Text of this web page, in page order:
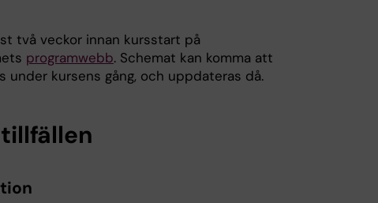
två veckor innan kursstart på
programwebb. Schemat kan komma att
under kursens gång, och uppdateras då.